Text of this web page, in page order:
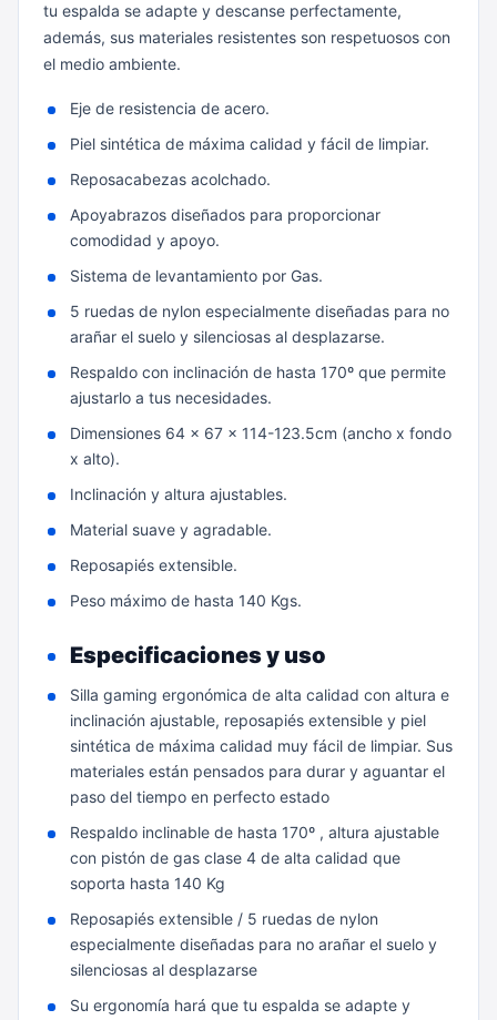
tu espalda se adapte y descanse perfectamente,
además, sus materiales resistentes son respetuosos con
el medio ambiente.
Eje de resistencia de acero.
Piel sintética de máxima calidad y fácil de limpiar.
Reposacabezas acolchado.
Apoyabrazos diseñados para proporcionar
comodidad y apoyo.
Sistema de levantamiento por Gas.
5 ruedas de nylon especialmente diseñadas para no
arañar el suelo y silenciosas al desplazarse.
Respaldo con inclinación de hasta 170º que permite
ajustarlo a tus necesidades.
Dimensiones 64 x 67 x 114-123.5cm (ancho x fondo
x alto).
Inclinación y altura ajustables.
Material suave y agradable.
Reposapiés extensible.
Peso máximo de hasta 140 Kgs.
Especificaciones y uso
Silla gaming ergonómica de alta calidad con altura e
inclinación ajustable, reposapiés extensible y piel
sintética de máxima calidad muy fácil de limpiar. Sus
materiales están pensados para durar y aguantar el
paso del tiempo en perfecto estado
Respaldo inclinable de hasta 170º , altura ajustable
con pistón de gas clase 4 de alta calidad que
soporta hasta 140 Kg
Reposapiés extensible / 5 ruedas de nylon
especialmente diseñadas para no arañar el suelo y
silenciosas al desplazarse
Su ergonomía hará que tu espalda se adapte y